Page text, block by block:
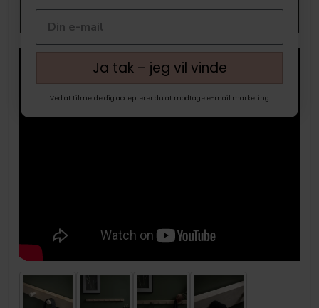
Ja tak – jeg vil vinde
Ved at tilmelde dig accepterer du at modtage e-mail marketing